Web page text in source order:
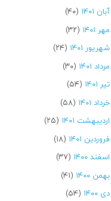
آبان ۱۴۰۱
(۴۰)
مهر ۱۴۰۱
(۳۲)
شهریور ۱۴۰۱
(۲۴)
مرداد ۱۴۰۱
(۳۰)
تیر ۱۴۰۱
(۵۴)
خرداد ۱۴۰۱
(۵۸)
اردیبهشت ۱۴۰۱
(۲۵)
فروردین ۱۴۰۱
(۱۸)
اسفند ۱۴۰۰
(۳۷)
بهمن ۱۴۰۰
(۴۱)
دی ۱۴۰۰
(۵۴)